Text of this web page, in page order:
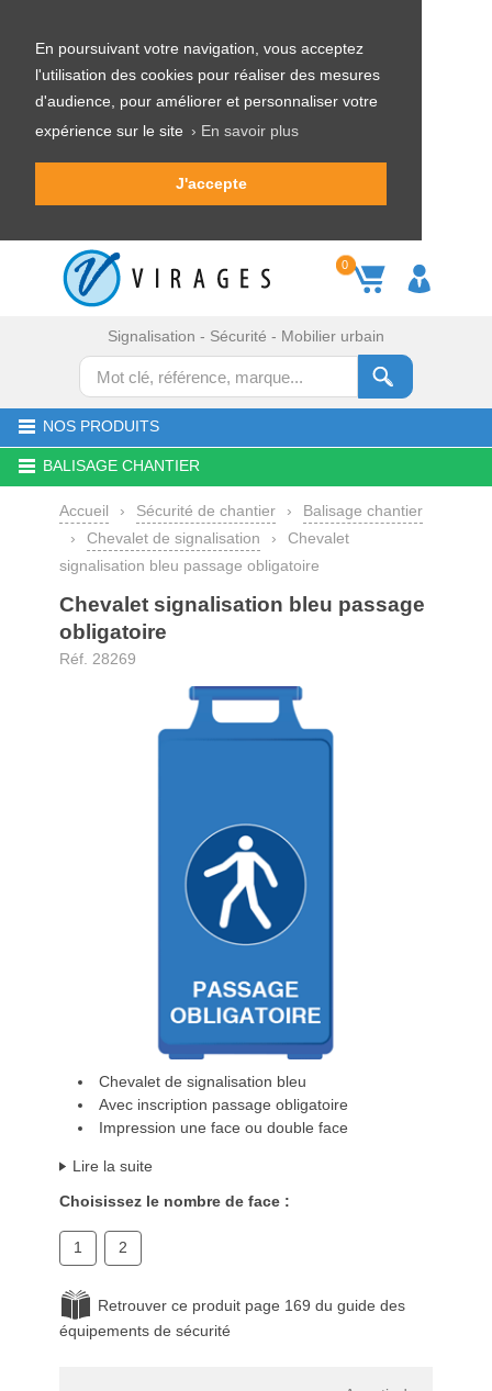
En poursuivant votre navigation, vous acceptez
l'utilisation des cookies pour réaliser des mesures
d'audience, pour améliorer et personnaliser votre
expérience sur le site › En savoir plus
J'accepte
0
Signalisation - Sécurité - Mobilier urbain
NOS PRODUITS
BALISAGE CHANTIER
Accueil › Sécurité de chantier ›
Balisage chantier
›
Chevalet de signalisation ›
Chevalet
signalisation bleu passage obligatoire
Chevalet signalisation bleu passage
obligatoire
Réf. 28269
Chevalet de signalisation bleu
Avec inscription passage obligatoire
Impression une face ou double face
Lire la suite
Choisissez le nombre de face :
1 2
Retrouver ce produit page 169 du guide des
équipements de sécurité